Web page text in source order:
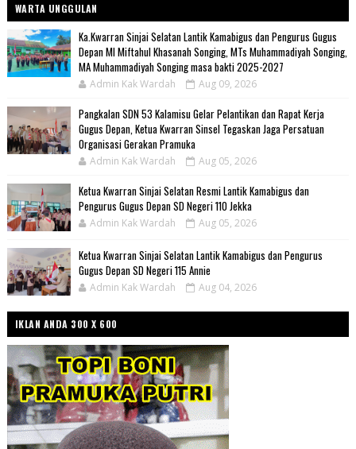
WARTA UNGGULAN
Ka.Kwarran Sinjai Selatan Lantik Kamabigus dan Pengurus Gugus
Depan MI Miftahul Khasanah Songing, MTs Muhammadiyah Songing,
MA Muhammadiyah Songing masa bakti 2025-2027
Admin Kak Wardah Aug 09, 2026
Pangkalan SDN 53 Kalamisu Gelar Pelantikan dan Rapat Kerja
Gugus Depan, Ketua Kwarran Sinsel Tegaskan Jaga Persatuan
Organisasi Gerakan Pramuka
Admin Kak Wardah Aug 05, 2026
Ketua Kwarran Sinjai Selatan Resmi Lantik Kamabigus dan
Pengurus Gugus Depan SD Negeri 110 Jekka
Admin Kak Wardah Aug 05, 2026
Ketua Kwarran Sinjai Selatan Lantik Kamabigus dan Pengurus
Gugus Depan SD Negeri 115 Annie
Admin Kak Wardah Aug 04, 2026
IKLAN ANDA 300 X 600